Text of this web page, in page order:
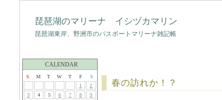
琵琶湖のマリーナ イシヅカマリン
琵琶湖東岸、野洲市のバスボートマリーナ雑記帳
CALENDAR
S M T W T F
S
1
2
3
4 5 6 7 8
9
春の訪れか！？